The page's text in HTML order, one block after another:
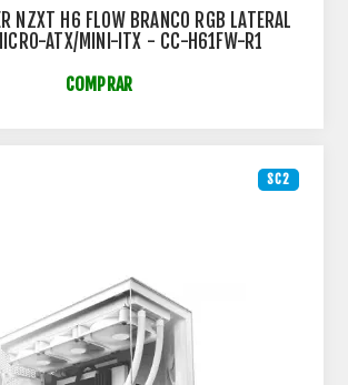
NZXT H6 FLOW BRANCO RGB LATERAL
ATX/MINI-ITX - CC-H61FW-R1
COMPRAR
SC2